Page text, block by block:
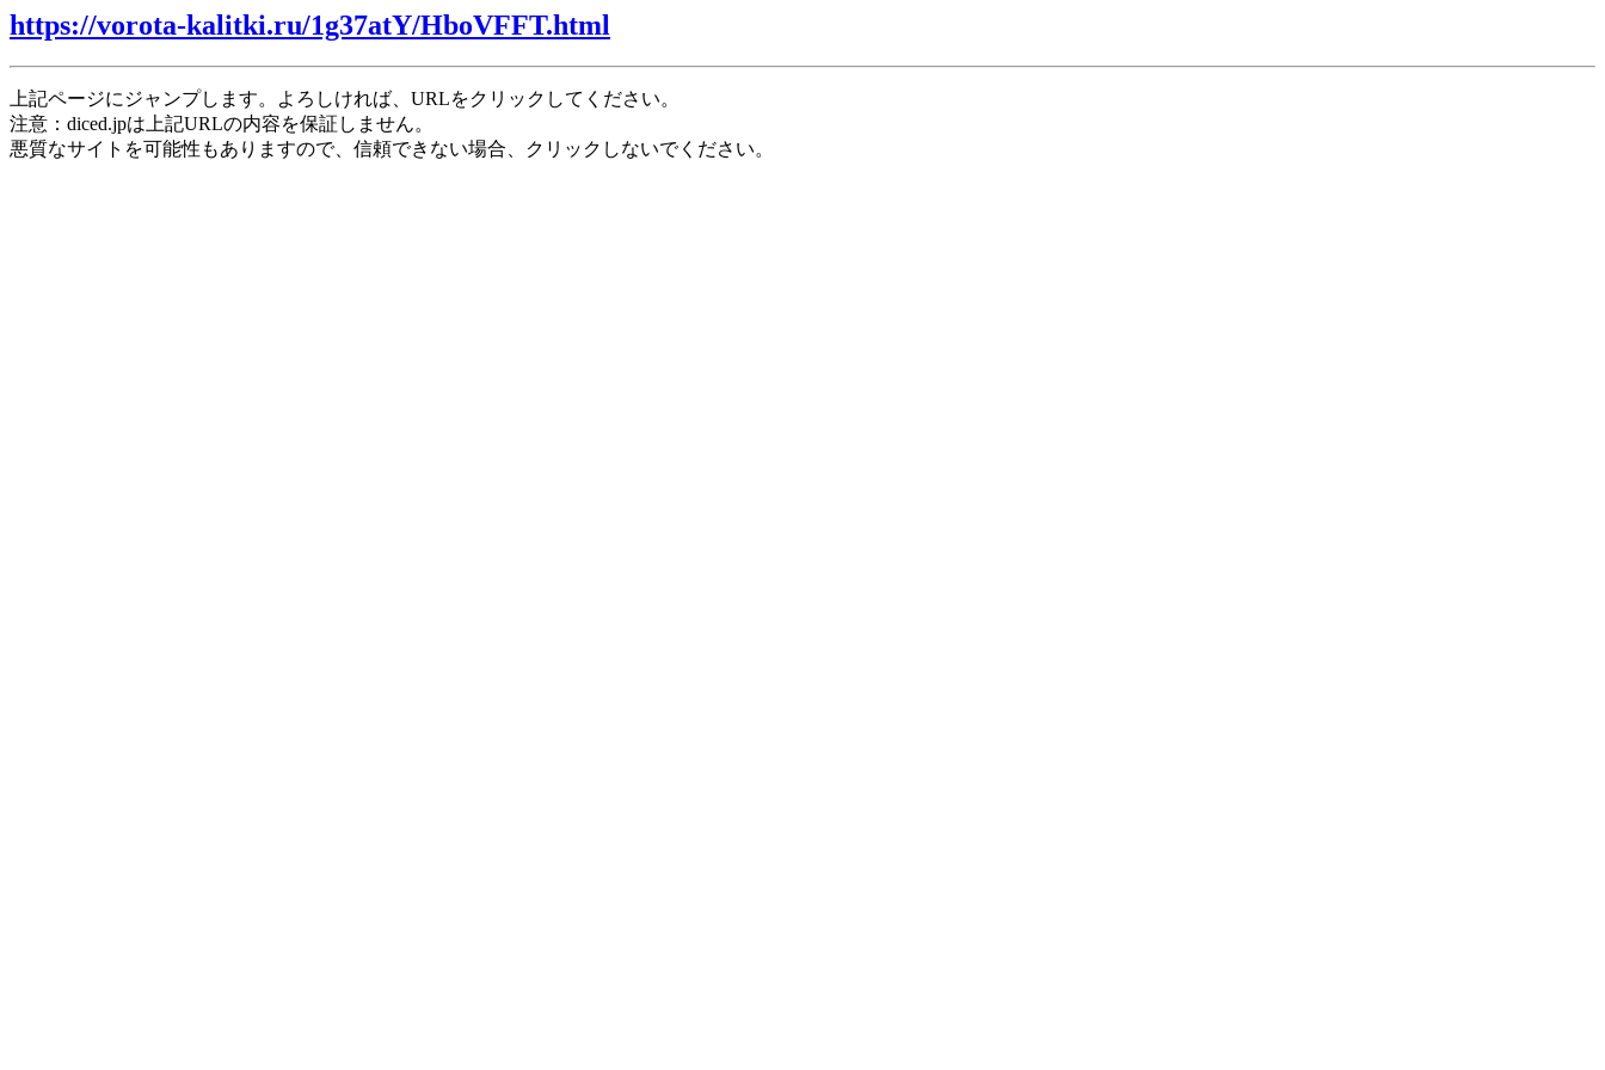
https://vorota-kalitki.ru/1g37atY/HboVFFT.html
上記ページにジャンプします。よろしければ、URLをクリックしてください。
注意：diced.jpは上記URLの内容を保証しません。
悪質なサイトを可能性もありますので、信頼できない場合、クリックしないでください。